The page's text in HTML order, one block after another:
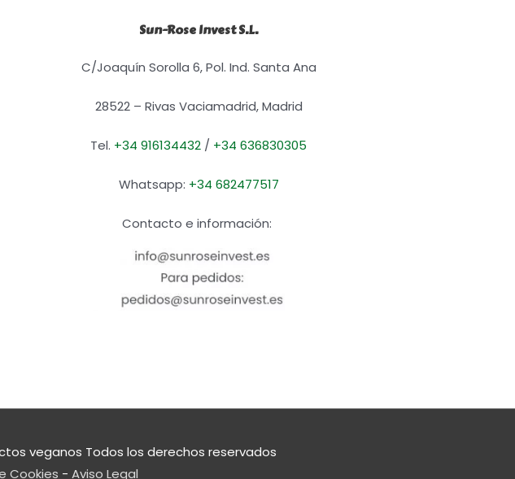
Sun-Rose Invest S.L.
C/Joaquín Sorolla 6, Pol. Ind. Santa Ana
28522 – Rivas Vaciamadrid, Madrid
Tel. +34 916134432 / +34 636830305
Whatsapp: +34 682477517
Contacto e información:
veganos Todos los derechos reservados
Cookies - Aviso Legal